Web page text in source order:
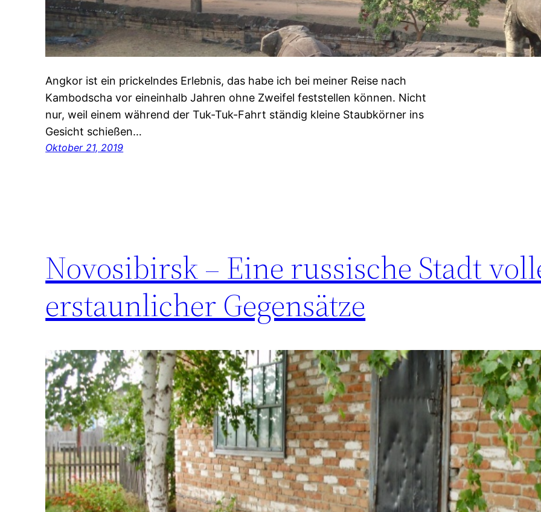
Angkor ist ein prickelndes Erlebnis, das habe ich bei meiner Reise nach
Kambodscha vor eineinhalb Jahren ohne Zweifel feststellen können. Nicht
nur, weil einem während der Tuk-Tuk-Fahrt ständig kleine Staubkörner ins
Gesicht schießen…
Oktober 21, 2019
Novosibirsk – Eine russische Stadt
erstaunlicher Gegensätze